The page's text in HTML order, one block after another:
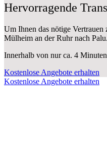
Hervorragende
Um Ihnen das nötige
Mülheim an der Ruhr nach
Innerhalb von nur ca. 4
Kostenlose Angebote erhalten
Kostenlose Angebote erhalten